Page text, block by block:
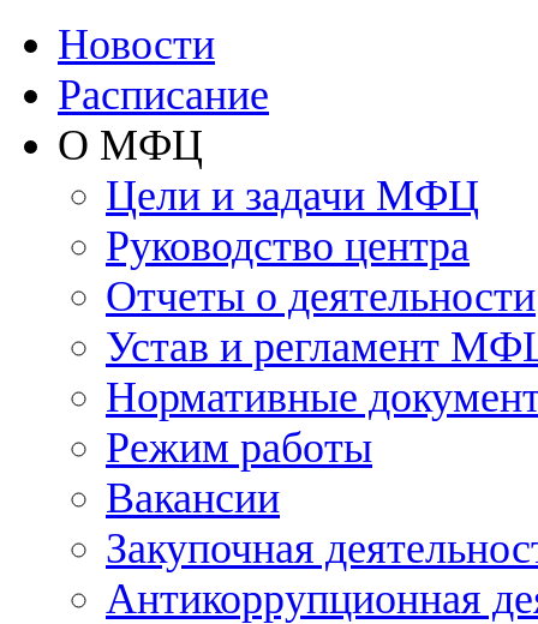
Новости
Расписание
О МФЦ
Цели и задачи МФЦ
Руководство центра
Отчеты о деятельности
Устав и регламент
Нормативные
Режим работы
Вакансии
Закупочная
Антикоррупционная